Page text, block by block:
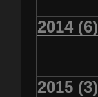
2014 (6)
2015 (3)